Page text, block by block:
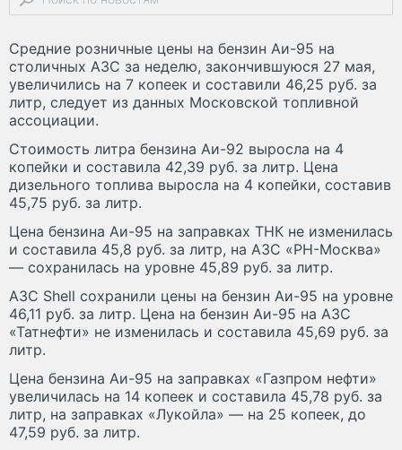
Средние розничные цены на бензин Аи-95 на
столичных АЗС за неделю, закончившуюся 27 мая,
увеличились на 7 копеек и составили 46,25 руб. за
литр, следует из данных Московской топливной
ассоциации.
Стоимость литра бензина Аи-92 выросла на 4
копейки и составила 42,39 руб. за литр. Цена
дизельного топлива выросла на 4 копейки, составив
45,75 руб. за литр.
Цена бензина Аи-95 на заправках ТНК не изменилась
и составила 45,8 руб. за литр, на АЗС «РН-Москва»
— сохранилась на уровне 45,89 руб. за литр.
АЗС Shell сохранили цены на бензин Аи-95 на уровне
46,11 руб. за литр. Цена на бензин Аи-95 на АЗС
«Татнефти» не изменилась и составила 45,69 руб. за
литр.
Цена бензина Аи-95 на заправках «Газпром нефти»
увеличилась на 14 копеек и составила 45,78 руб. за
литр, на заправках «Лукойла» — на 25 копеек, до
47,59 руб. за литр.